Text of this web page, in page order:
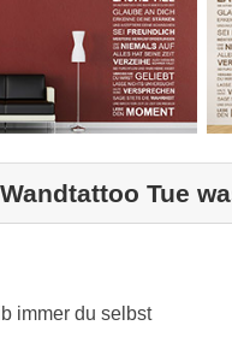
Tue
immer du selbst